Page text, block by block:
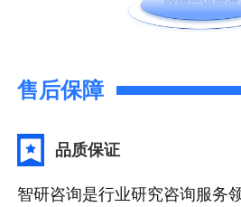
售后保障
品质保证
智研咨询是行业研究咨询服务